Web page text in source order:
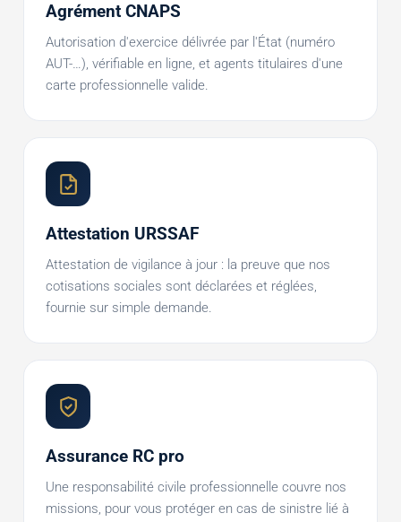
Agrément CNAPS
Autorisation d'exercice délivrée par l'État (numéro
AUT-…), vérifiable en ligne, et agents titulaires d'une
carte professionnelle valide.
Attestation URSSAF
Attestation de vigilance à jour : la preuve que nos
cotisations sociales sont déclarées et réglées,
fournie sur simple demande.
Assurance RC pro
Une responsabilité civile professionnelle couvre nos
missions, pour vous protéger en cas de sinistre lié à